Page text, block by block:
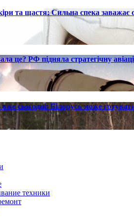
та щастя: Сильна спека
це? РФ підняла стратегічну
сьогодні: Білорусь може
техники